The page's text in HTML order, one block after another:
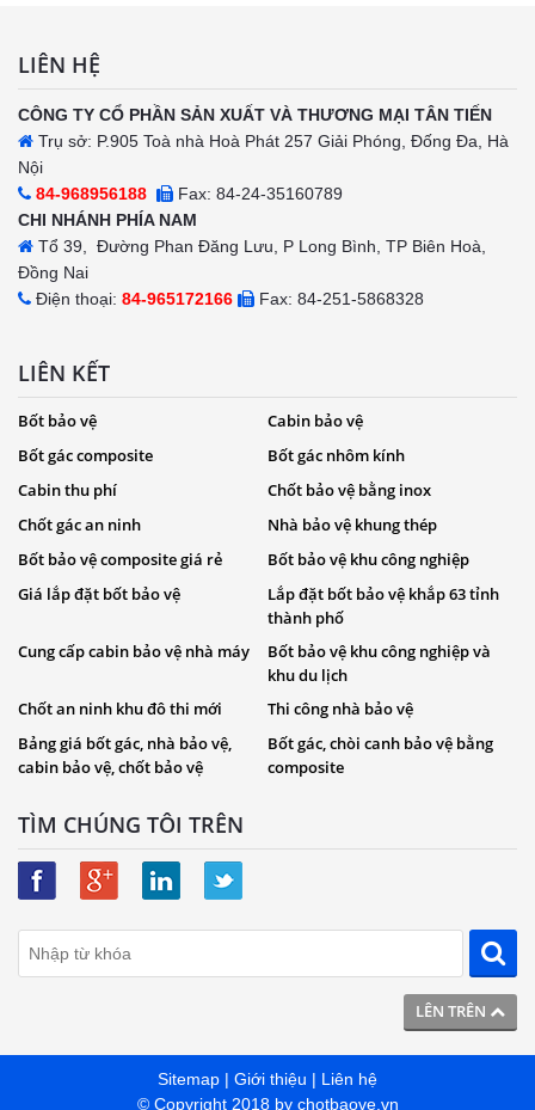
LÊN TRÊN
LIÊN HỆ
CÔNG TY CỔ PHẦN SẢN XUẤT VÀ THƯƠNG MẠI TÂN TIẾN
Trụ sở: P.905 Toà nhà Hoà Phát 257 Giải Phóng, Đống Đa, Hà
Nội
84-968956188
Fax: 84-24-35160789
CHI NHÁNH PHÍA NAM
Tổ 39, Đường Phan Đăng Lưu, P Long Bình, TP Biên Hoà,
Đồng Nai
Điện thoại: 84-965172166 Fax: 84-251-5868328
LIÊN KẾT
Bốt bảo vệ
Cabin bảo vệ
Bốt gác composite
Bốt gác nhôm kính
Cabin thu phí
Chốt bảo vệ bằng inox
Chốt gác an ninh
Nhà bảo vệ khung thép
Bốt bảo vệ composite giá rẻ
Bốt bảo vệ khu công nghiệp
Giá lắp đặt bốt bảo vệ
Lắp đặt bốt bảo vệ khắp 63 tỉnh
thành phố
Cung cấp cabin bảo vệ nhà máy Bốt bảo vệ khu công nghiệp và
khu du lịch
Chốt an ninh khu đô thi mới
Thi công nhà bảo vệ
Bảng giá bốt gác, nhà bảo vệ,
cabin bảo vệ, chốt bảo vệ
Bốt gác, chòi canh bảo vệ bằng
composite
TÌM CHÚNG TÔI TRÊN
Sitemap | Giới thiệu | Liên hệ
© Copyright 2018 by chotbaove.vn